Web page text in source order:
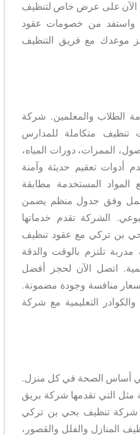
الآن على عرض خاص لتنظيف
واستفد من خصومات عقود
موعدك مع فريق التنظيف
الطلاب والمعلمين. شركة
متكاملة للمدارس
الممرات، دورات المياه،
أدوات تعقيم حديثة وآمنة
المواد المستخدمة مطابقة
يعمل وفق جدول منظم يضمن
الشركة تقدم خدماتها
بحي بن تركي مع عقود تنظيف
تلتزم بالوقت والدقة
اتصل الآن لحجز أفضل
منافسة وجودة مضمونة.
التعليمية مع شركة
أساس الصحة في كل منزل.
مثل التي تقدمها شركة بريق
شركة تنظيف بحي بن تركي
المنازل والفلل والقصور،